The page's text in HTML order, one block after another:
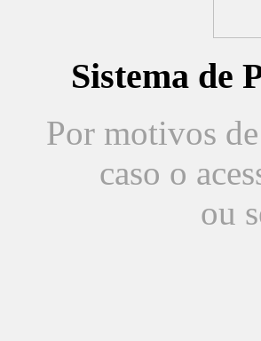
Sistema de
Por motivos
caso o
ou